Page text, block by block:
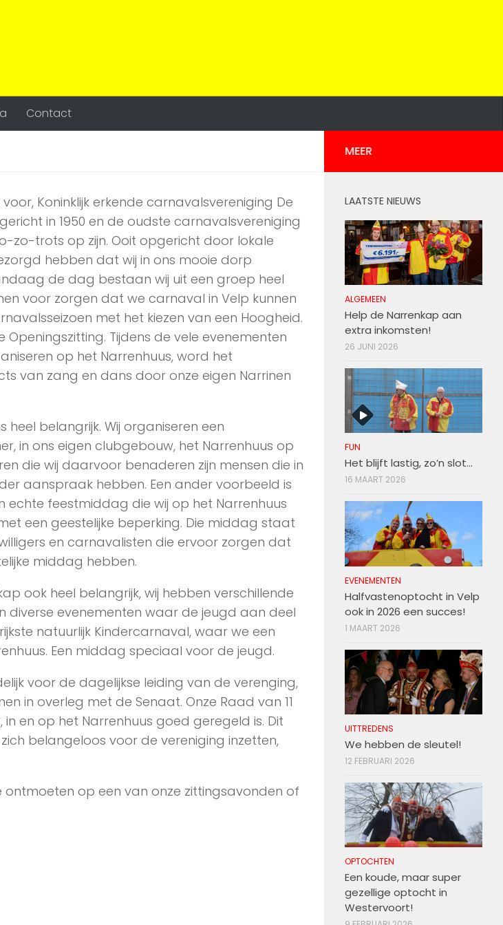
Contact
Koninklijk erkende carnavalsvereniging De
in 1950 en de oudste carnavalsvereniging
zo-trots op zijn. Ooit opgericht door lokale
hebben dat wij in ons mooie dorp
de dag bestaan wij uit een groep heel
voor zorgen dat we carnaval in Velp kunnen
met het kiezen van een Hoogheid.
Openingszitting. Tijdens de vele evenementen
op het Narrenhuus, word het
van zang en dans door onze eigen Narrinen
belangrijk. Wij organiseren een
in ons eigen clubgebouw, het Narrenhuus op
die wij daarvoor benaderen zijn mensen die in
aanspraak hebben. Een ander voorbeeld is
echte feestmiddag die wij op het Narrenhuus
een geestelijke beperking. Die middag staat
en carnavalisten die ervoor zorgen dat
middag hebben.
ook heel belangrijk, wij hebben verschillende
diverse evenementen waar de jeugd aan deel
natuurlijk Kindercarnaval, waar we een
Een middag speciaal voor de jeugd.
voor de dagelijkse leiding van de verenging,
in overleg met de Senaat. Onze Raad van 11
en op het Narrenhuus goed geregeld is. Dit
belangeloos voor de vereniging inzetten,
ontmoeten op een van onze zittingsavonden of
MEER
LAATSTE NIEUWS
ALGEMEEN
Help de Narrenkap aan
extra inkomsten!
26 JUNI 2026
FUN
Het blijft lastig, zo’n slot…
16 MAART 2026
EVENEMENTEN
Halfvastenoptocht in Velp
ook in 2026 een succes!
1 MAART 2026
UITTREDENS
We hebben de sleutel!
12 FEBRUARI 2026
OPTOCHTEN
Een koude, maar super
gezellige optocht in
Westervoort!